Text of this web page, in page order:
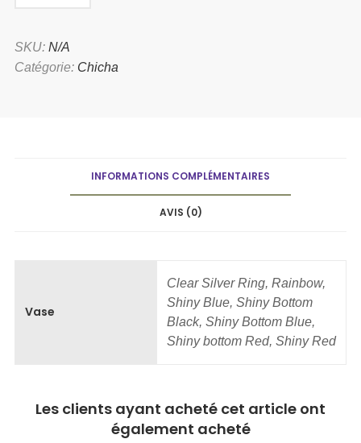
SKU: N/A
Catégorie: Chicha
INFORMATIONS COMPLÉMENTAIRES
AVIS (0)
Vase
Clear Silver Ring, Rainbow,
Shiny Blue, Shiny Bottom
Black, Shiny Bottom Blue,
Shiny bottom Red, Shiny Red
Les clients ayant acheté cet article ont
également acheté